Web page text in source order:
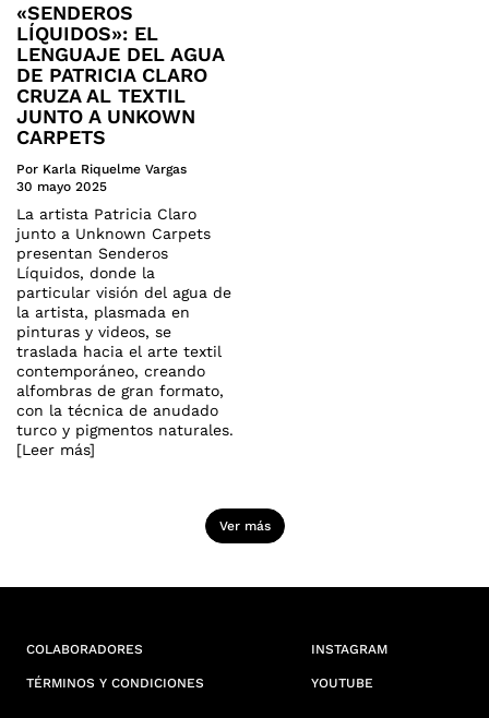
«SENDEROS
LÍQUIDOS»: EL
LENGUAJE DEL AGUA
DE PATRICIA CLARO
CRUZA AL TEXTIL
JUNTO A UNKOWN
CARPETS
Por Karla Riquelme Vargas
30 mayo 2025
La artista Patricia Claro
junto a Unknown Carpets
presentan Senderos
Líquidos, donde la
particular visión del agua de
la artista, plasmada en
pinturas y videos, se
traslada hacia el arte textil
contemporáneo, creando
alfombras de gran formato,
con la técnica de anudado
turco y pigmentos naturales.
[Leer más]
Ver más
COLABORADORES
TÉRMINOS Y CONDICIONES
INSTAGRAM
YOUTUBE